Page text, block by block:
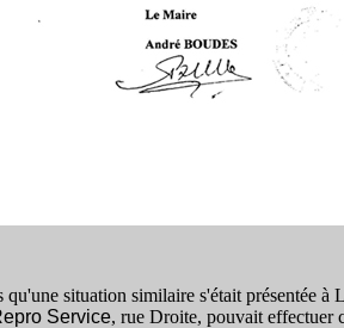
situation similaire s'était présentée
Service, rue Droite, pouvait effectuer